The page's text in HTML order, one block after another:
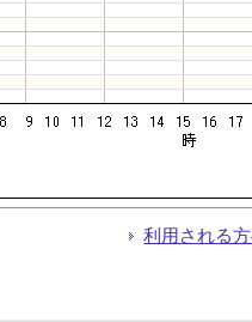
利用される